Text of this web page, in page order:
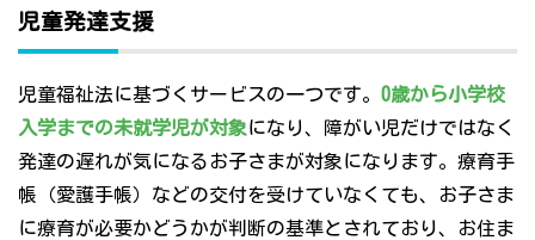
児童発達支援
児童福祉法に基づくサービスの一つです。 0歳から小学校
入学までの未就学児が対象になり、障がい児だけではなく
発達の遅れが気になるお子さまが対象になります。療育手
帳（愛護手帳）などの交付を受けていなくても、お子さま
に療育が必要かどうかが判断の基準とされており、お住ま